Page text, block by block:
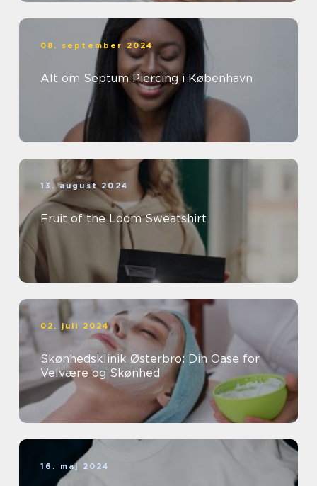
08. september 2024
Alt om Septum Piercing i København
13. august 2024
Fruit of the Loom Sweatshirt
02. juli 2024
Skønhedsklinik Østerbro: Din Oase for
Velvære og Skønhed
16. maj 2024